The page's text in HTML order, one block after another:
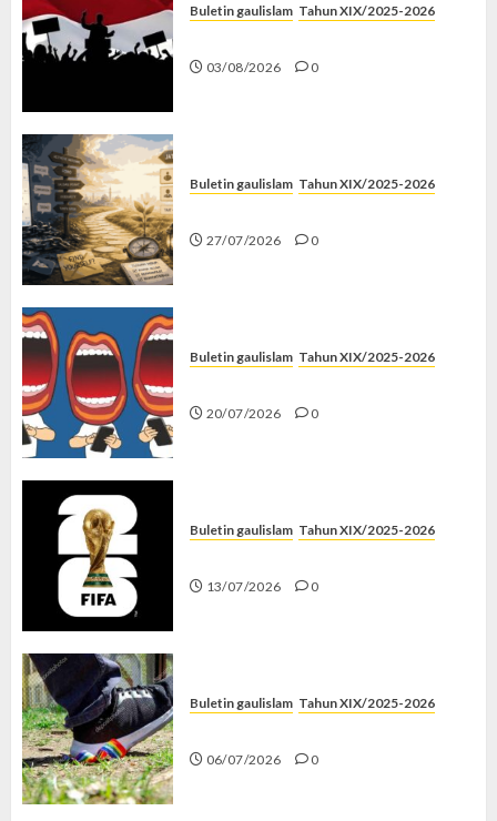
Buletin gaulislam Tahun XIX/2025-2026
03/08/2026 0
Buletin gaulislam Tahun XIX/2025-2026
27/07/2026 0
Buletin gaulislam Tahun XIX/2025-2026
20/07/2026 0
Buletin gaulislam Tahun XIX/2025-2026
13/07/2026 0
Buletin gaulislam Tahun XIX/2025-2026
06/07/2026 0